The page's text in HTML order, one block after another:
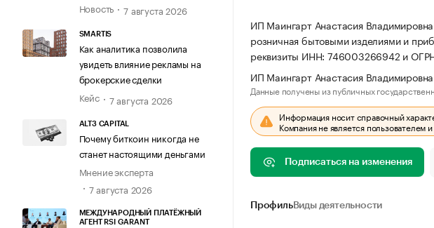
Новость
7 августа 2026
SMARTIS
Как аналитика позволила
увидеть влияние рекламы на
брокерские сделки
Кейс
7 августа 2026
ALT3 CAPITAL
Почему биткоин никогда не
станет настоящими деньгами
Мнение эксперта
7 августа 2026
МЕЖДУНАРОДНЫЙ ПЛАТЁЖНЫЙ
АГЕНТ RSI GARANT
ИП Маингарт Анастасия
розничная бытовыми изделиями и
реквизиты ИНН: 746003266942 и
ИП Маингарт Анастасия
Данные получены из публичных
Информация носит справочный
Компания не является
Подписаться на изменения
ПрофильВиды деятельности